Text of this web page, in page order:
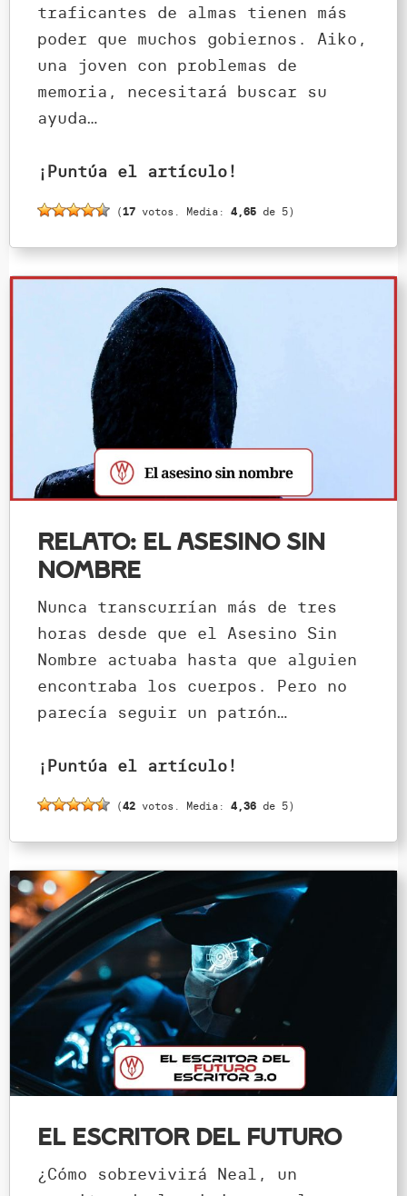
traficantes de almas tienen más
poder que muchos gobiernos. Aiko,
una joven con problemas de
memoria, necesitará buscar su
ayuda…
¡Puntúa el artículo!
(17 votos. Media: 4,65 de 5)
Relato: El Asesino Sin
Nombre
Nunca transcurrían más de tres
horas desde que el Asesino Sin
Nombre actuaba hasta que alguien
encontraba los cuerpos. Pero no
parecía seguir un patrón…
¡Puntúa el artículo!
(42 votos. Media: 4,36 de 5)
El escritor del futuro
¿Cómo sobrevivirá Neal, un